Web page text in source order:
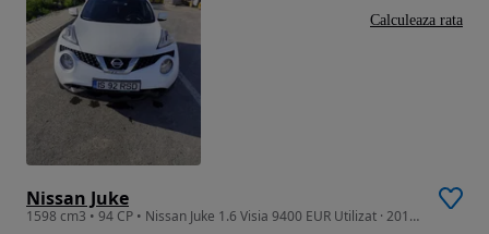
Nissan Juke
1598 cm3 • 94 CP • Nissan Juke 1.6 Visia 9400 EUR Utilizat · 2018 Km 74 400 km
Calculeaza rata